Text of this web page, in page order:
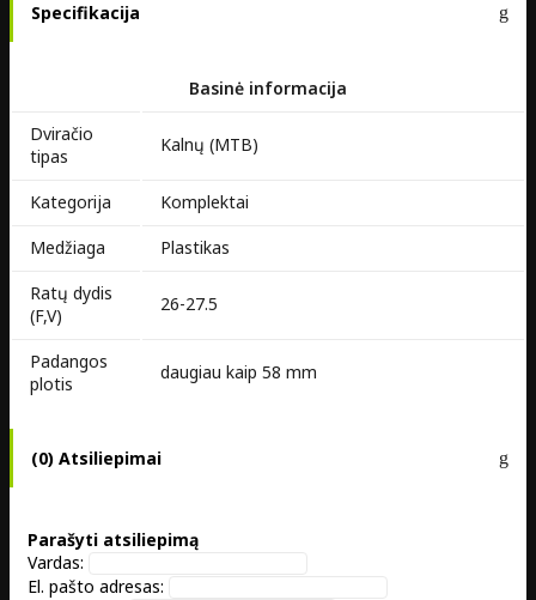
Specifikacija
Basinė informacija
Dviračio
tipas
Kalnų (MTB)
Kategorija
Komplektai
Medžiaga
Plastikas
Ratų dydis
(F,V)
26-27.5
Padangos
plotis
daugiau kaip 58 mm
(0) Atsiliepimai
Parašyti atsiliepimą
Vardas:
El. pašto adresas: